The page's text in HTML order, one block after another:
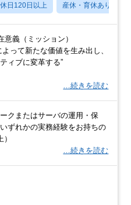
休日120日以上 産休・育休あり
意義（ミッション）
よって新たな価値を生み出し、
ィブに変革する”
…続きを読む
クまたはサーバの運用・保
ずれかの実務経験をお持ちの
…続きを読む